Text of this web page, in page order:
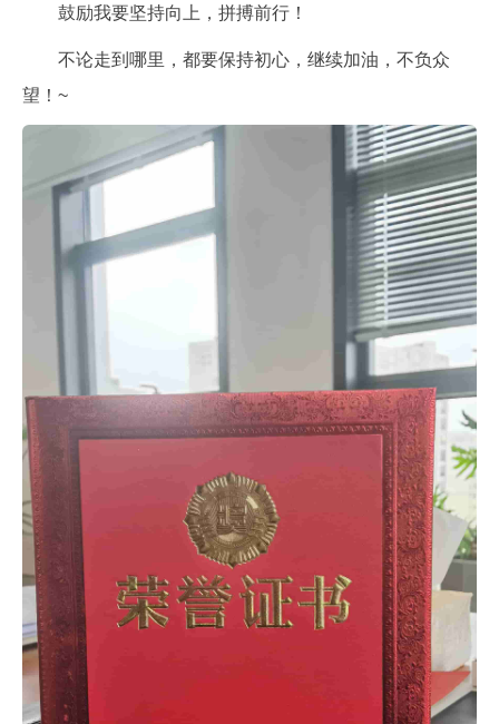
鼓励我要坚持向上，拼搏前行！
不论走到哪里，都要保持初心，继续加油，不负众
望！~